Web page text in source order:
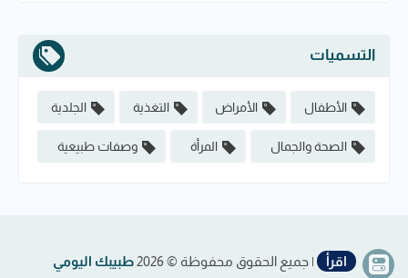
التسميات
الأطفال الأمراض التغذية الجلدية
الصحة والجمال المرأة وصفات طبيعية
اقرأ | جميع الحقوق محفوظة ©2026 طبيبك اليومي